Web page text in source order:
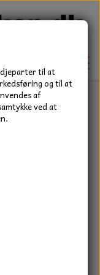
OG
til at
og til at
af
ved at